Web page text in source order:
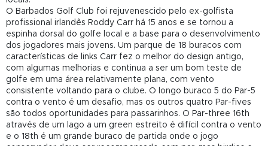
O Barbados Golf Club foi rejuvenescido pelo ex-golfista
profissional irlandês Roddy Carr há 15 anos e se tornou a
espinha dorsal do golfe local e a base para o desenvolvimento
dos jogadores mais jovens. Um parque de 18 buracos com
características de links Carr fez o melhor do design antigo,
com algumas melhorias e continua a ser um bom teste de
golfe em uma área relativamente plana, com vento
consistente voltando para o clube. O longo buraco 5 do Par-5
contra o vento é um desafio, mas os outros quatro Par-fives
são todos oportunidades para passarinhos. O Par-three 16th
através de um lago a um green estreito é difícil contra o vento
e o 18th é um grande buraco de partida onde o jogo